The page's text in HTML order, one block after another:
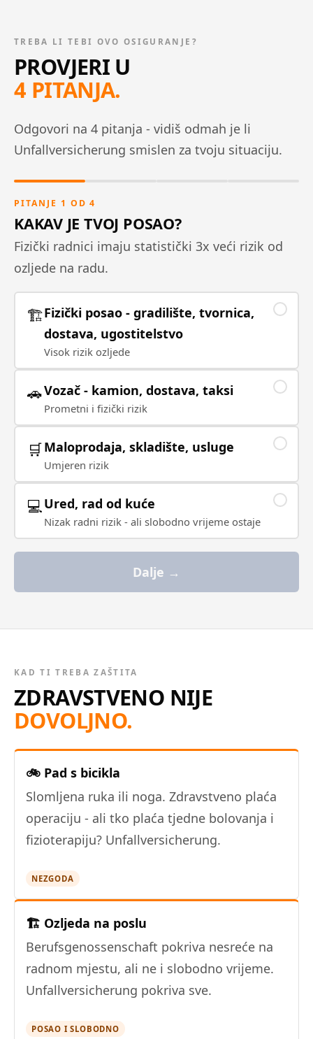
TREBA LI TEBI OVO OSIGURANJE?
PROVJERI U
4 PITANJA.
Odgovori na 4 pitanja - vidiš odmah je li
Unfallversicherung smislen za tvoju situaciju.
PITANJE 1 OD 4
KAKAV JE TVOJ POSAO?
Fizički radnici imaju statistički 3x veći rizik od
ozljede na radu.
🏗️Fizički posao - gradilište, tvornica,
dostava, ugostitelstvo
Visok rizik ozljede
🚗Vozač - kamion, dostava, taksi
Prometni i fizički rizik
🛒Maloprodaja, skladište, usluge
Umjeren rizik
💻Ured, rad od kuće
Nizak radni rizik - ali slobodno vrijeme ostaje
Dalje →
KAD TI TREBA ZAŠTITA
ZDRAVSTVENO NIJE
DOVOLJNO.
🚲 Pad s bicikla
Slomljena ruka ili noga. Zdravstveno plaća
operaciju - ali tko plaća tjedne bolovanja i
fizioterapiju? Unfallversicherung.
NEZGODA
🏗️ Ozljeda na poslu
Berufsgenossenschaft pokriva nesreće na
radnom mjestu, ali ne i slobodno vrijeme.
Unfallversicherung pokriva sve.
POSAO I SLOBODNO